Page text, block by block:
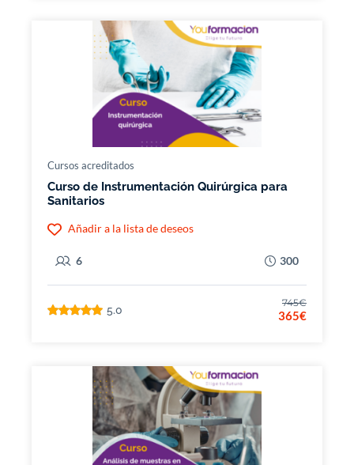
Cursos acreditados
Curso de Instrumentación Quirúrgica para
Sanitarios
Añadir a la lista de deseos
6 300
5.0
745€
365€